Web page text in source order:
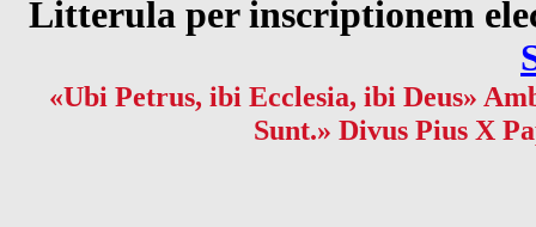
Litterula per inscriptionem
«Ubi Petrus, ibi Ecclesia, ibi Deus»
Sunt.» Divus Pius X